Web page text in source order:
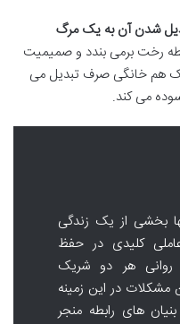
شدن آن به یک مرگ
رخت برمی بندد و صمیمیت
هم خانگی صرف تبدیل می
می کند.
بخشی از یک زندگی
کلیدی در حفظ
هر دو شریک
در این زمینه
های رابطه منجر